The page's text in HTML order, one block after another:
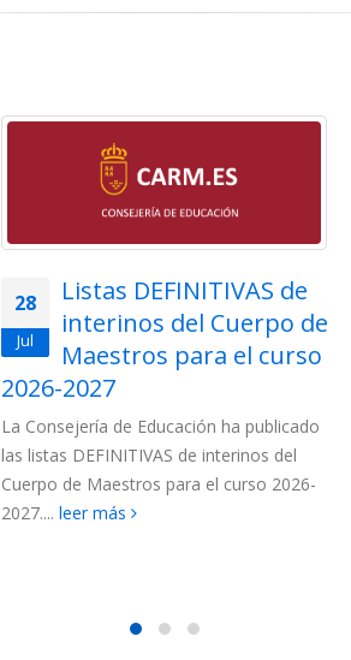
28
Jul
Listas DEFINITIVAS de
interinos del Cuerpo de
Maestros para el curso
2026-2027
La Consejería de Educación ha publicado
las listas DEFINITIVAS de interinos del
Cuerpo de Maestros para el curso 2026-
2027.... leer más